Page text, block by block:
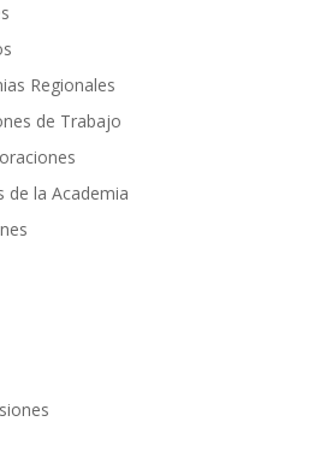
Regionales
de Trabajo
de la Academia